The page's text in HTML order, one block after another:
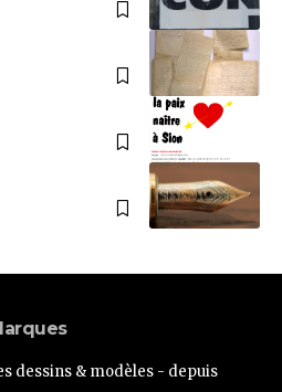
dessins & modèles - depuis